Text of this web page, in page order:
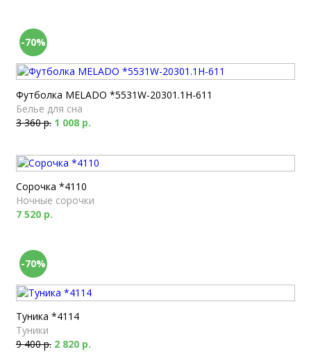
-70%
Футболка MELADO *5531W-20301.1H-611
Белье для сна
3 360 р. 1 008 р.
Сорочка *4110
Ночные сорочки
7 520 р.
-70%
Туника *4114
Туники
9 400 р. 2 820 р.